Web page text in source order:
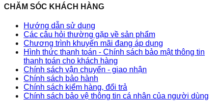
CHĂM SÓC KHÁCH HÀNG
Hướng dẫn sử dụng
Các câu hỏi thường gặp về sản phẩm
Chương trình khuyến mãi đang áp dụng
Hình thức thanh toán - Chính sách bảo mật thông tin
thanh toán cho khách hàng
Chính sách vận chuyển - giao nhận
Chính sách bảo hành
Chính sách kiểm hàng, đổi trả
Chính sách bảo vệ thông tin cá nhân của người dùng